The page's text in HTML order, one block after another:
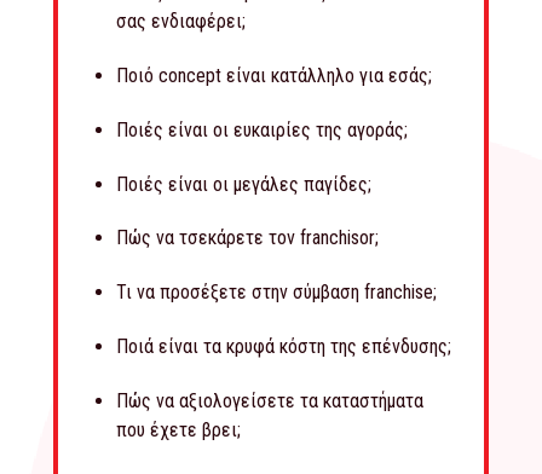
σας ενδιαφέρει;
Ποιό concept είναι κατάλληλο για εσάς;
Ποιές είναι οι ευκαιρίες της αγοράς;
Ποιές είναι οι μεγάλες παγίδες;
Πώς να τσεκάρετε τον franchisor;
Τι να προσέξετε στην σύμβαση franchise;
Ποιά είναι τα κρυφά κόστη της επένδυσης;
Πώς να αξιολογείσετε τα καταστήματα
που έχετε βρει;